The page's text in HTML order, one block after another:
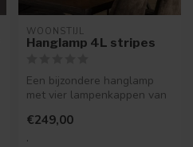
WOONSTIJL
Hanglamp 4L stripes
Een bijzondere hanglamp
met vier lampenkappen van
wijze wa...
€249,00
.